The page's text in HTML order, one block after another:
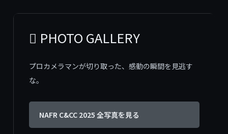
 PHOTO GALLERY
プロカメラマンが切り取った、感動の瞬間を見逃す
な。
NAFR C&CC 2025 全写真を見る